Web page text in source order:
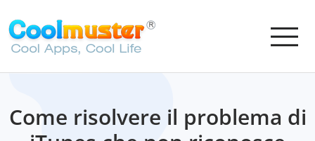
Come risolvere il problema di